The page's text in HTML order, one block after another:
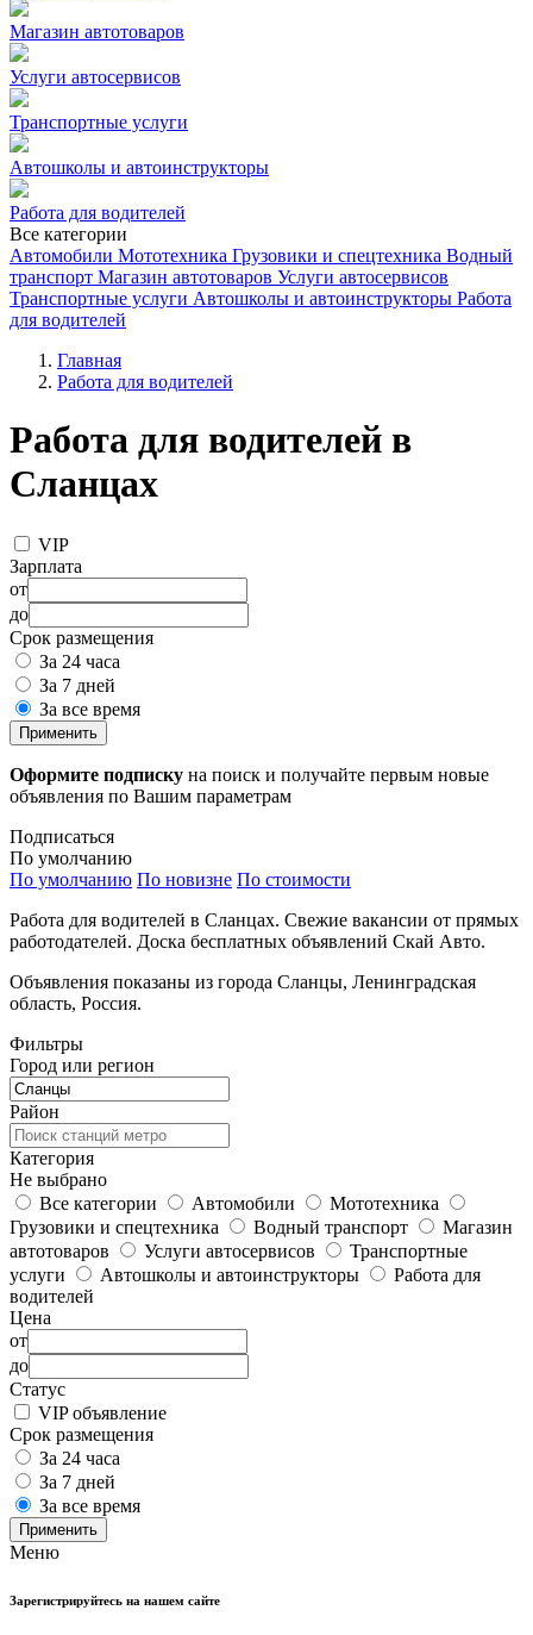
Магазин автотоваров
Услуги автосервисов
Транспортные услуги
Автошколы и автоинструкторы
Работа для водителей
Все категории
Автомобили Мототехника Грузовики и спецтехника Водный
транспорт Магазин автотоваров Услуги автосервисов
Транспортные услуги Автошколы и автоинструкторы Работа
для водителей
Главная
Работа для водителей
Работа для водителей в
Сланцах
VIP
Зарплата
от
до
Срок размещения
За 24 часа
За 7 дней
За все время
Применить
Оформите подписку на поиск и получайте первым новые
объявления по Вашим параметрам
Подписаться
По умолчанию
По умолчанию По новизне По стоимости
Работа для водителей в Сланцах. Свежие вакансии от прямых
работодателей. Доска бесплатных объявлений Скай Авто.
Объявления показаны из города Сланцы, Ленинградская
область, Россия.
Фильтры
Город или регион
Район
Категория
Не выбрано
Все категории
Автомобили
Мототехника
Грузовики и спецтехника
Водный транспорт
Магазин
автотоваров
Услуги автосервисов
Транспортные
услуги
Автошколы и автоинструкторы
Работа для
водителей
Цена
от
до
Статус
VIP объявление
Срок размещения
За 24 часа
За 7 дней
За все время
Применить
Меню
Зарегистрируйтесь на нашем сайте